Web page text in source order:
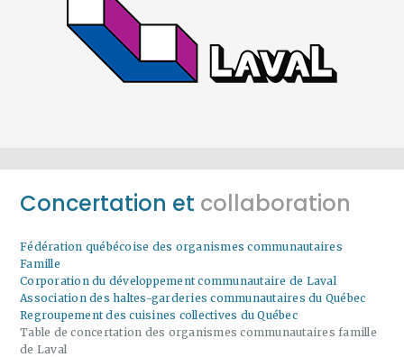
Concertation et collaboration
Fédération québécoise des organismes communautaires
Famille
Corporation du développement communautaire de Laval
Association des haltes-garderies communautaires du Québec
Regroupement des cuisines collectives du Québec
Table de concertation des organismes communautaires famille
de Laval